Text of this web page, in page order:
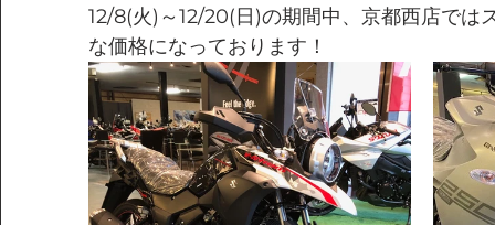
12/8(火)～12/20(日)の期間中、京都西店では
な価格になっております！